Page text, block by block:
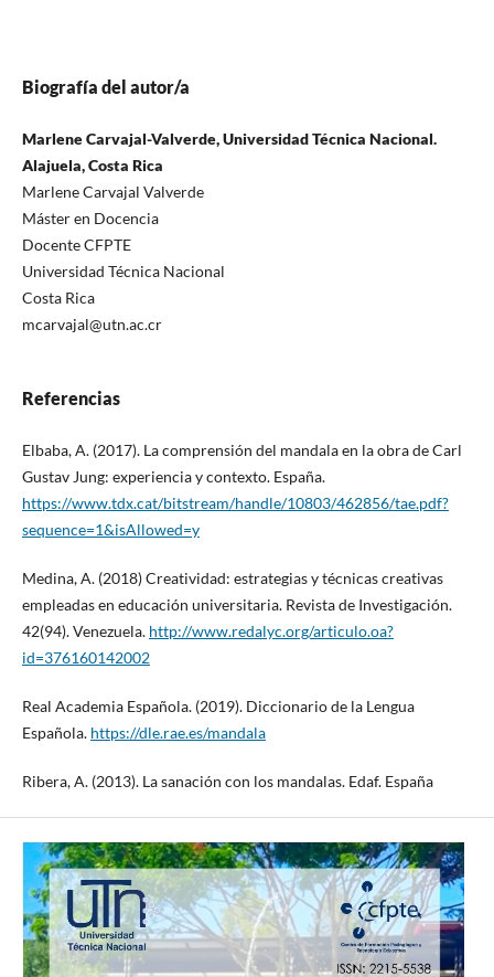
Biografía del autor/a
Marlene Carvajal-Valverde, Universidad Técnica Nacional.
Alajuela, Costa Rica
Marlene Carvajal Valverde
Máster en Docencia
Docente CFPTE
Universidad Técnica Nacional
Costa Rica
mcarvajal@utn.ac.cr
Referencias
Elbaba, A. (2017). La comprensión del mandala en la obra de Carl
Gustav Jung: experiencia y contexto. España.
https://www.tdx.cat/bitstream/handle/10803/462856/tae.pdf?
sequence=1&isAllowed=y
Medina, A. (2018) Creatividad: estrategias y técnicas creativas
empleadas en educación universitaria. Revista de Investigación.
42(94). Venezuela. http://www.redalyc.org/articulo.oa?
id=376160142002
Real Academia Española. (2019). Diccionario de la Lengua
Española. https://dle.rae.es/mandala
Ribera, A. (2013). La sanación con los mandalas. Edaf. España